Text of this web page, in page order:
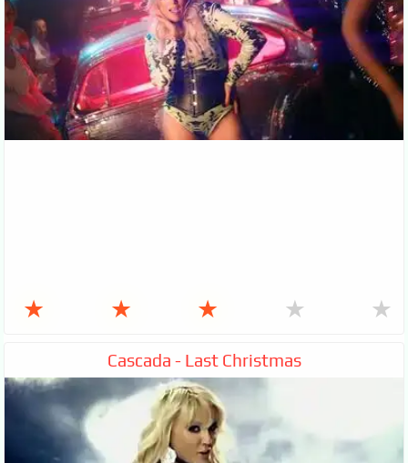
★ ★ ★ ★ ★
Cascada - Last Christmas